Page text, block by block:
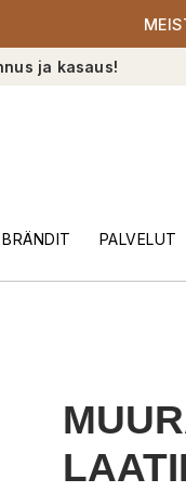
ja kasaus!
BRÄNDIT PALVELUT